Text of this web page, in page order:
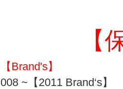
【
【Brand's】
008 ~【2011 Brand‘s】